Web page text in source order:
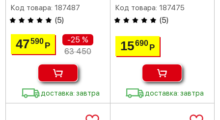
Код товара: 187487
(5)
47590Р
-25 %
63 450
доставка: завтра
Код товара: 187475
(5)
15690 Р
доставка: завтра